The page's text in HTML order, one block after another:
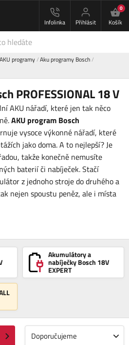
Infolinka Přihlásit
0
Košík
AKU programy Aku programy Bosch
PROFESSIONAL 18 V
AKU nářadí, které jen tak něco
AKU program Bosch
vysoce výkonné nářadí, které
jako doma. A to nejlepší? Je
takže konečně nemusíte
baterií či nabíječek. Stačí
z jednoho stroje do druhého a
nejen spoustu peněz, ale i místa
Akumulátory a
nabíječky Bosch 18V
EXPERT
Doporučujeme